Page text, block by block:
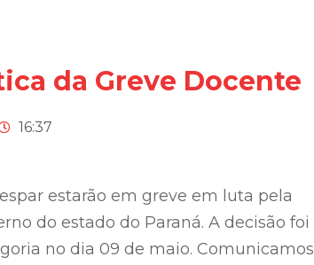
da Greve Docente
16:37
estarão em greve em luta pela
do estado do Paraná. A decisão foi
no dia 09 de maio. Comunicamos